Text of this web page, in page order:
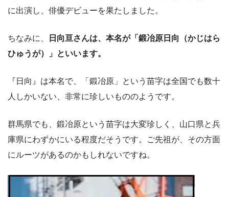
に出演し、俳優デビューを果たしました。
ちなみに、
日向亘さんは、本名が「鍛冶原日向（かじはら
ひゅうが）」といいます。
『日向』は本名で、「鍛冶原」という苗字は全国でも数十
人しかいない、非常に珍しいもののようです。
群馬県でも、鍛冶原という苗字は大変珍しく、山口県と兵
庫県にわずかにいる程度だそうです。ご先祖が、その方面
にルーツがあるのかもしれないですね。